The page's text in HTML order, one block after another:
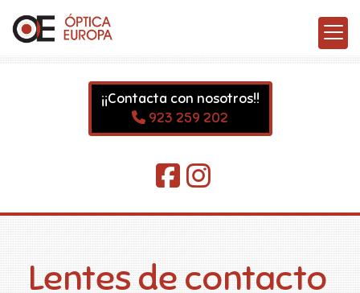
¡¡Contacta con nosotros!!
923 259 202
Lentes de contacto